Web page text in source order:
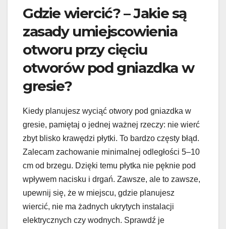
Gdzie wiercić? – Jakie są
zasady umiejscowienia
otworu przy cięciu
otworów pod gniazdka w
gresie?
Kiedy planujesz wyciąć otwory pod gniazdka w
gresie, pamiętaj o jednej ważnej rzeczy: nie wierć
zbyt blisko krawędzi płytki. To bardzo częsty błąd.
Zalecam zachowanie minimalnej odległości 5–10
cm od brzegu. Dzięki temu płytka nie pęknie pod
wpływem nacisku i drgań. Zawsze, ale to zawsze,
upewnij się, że w miejscu, gdzie planujesz
wiercić, nie ma żadnych ukrytych instalacji
elektrycznych czy wodnych. Sprawdź je